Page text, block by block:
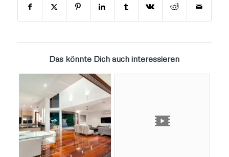
Das könnte Dich auch interessieren